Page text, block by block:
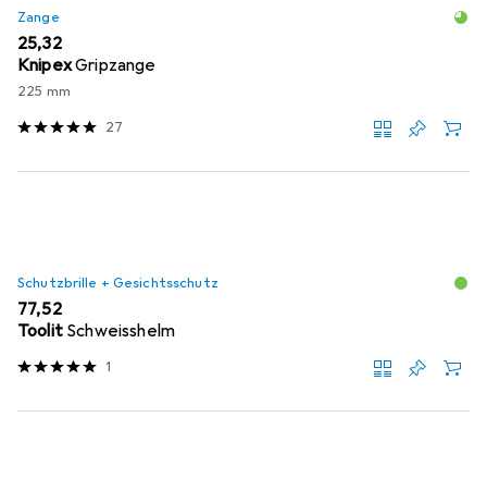
Zange
EUR
25,32
KnipexGripzange
225 mm
27
Schutzbrille + Gesichtsschutz
EUR
77,52
Toolit Schweisshelm
1